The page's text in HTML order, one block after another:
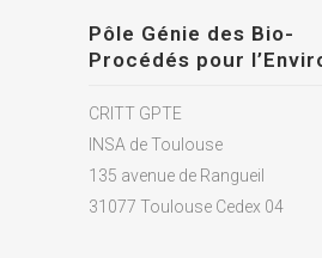
Pôle Génie des Bio-
Procédés pour
CRITT GPTE
INSA de Toulouse
135 avenue de Rangueil
31077 Toulouse Cedex 04